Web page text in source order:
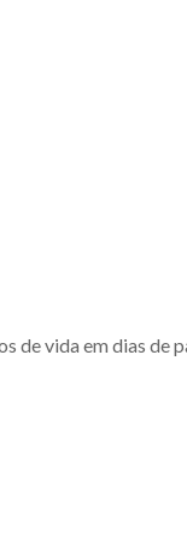
de vida em dias de